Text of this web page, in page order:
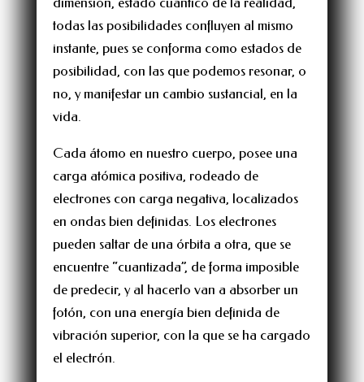
todas las posibilidades confluyen al mismo
instante, pues se conforma como estados de
posibilidad, con las que podemos resonar, o
no, y manifestar un cambio sustancial, en la
vida.
Cada átomo en nuestro cuerpo, posee una
carga atómica positiva, rodeado de
electrones con carga negativa, localizados
en ondas bien definidas. Los electrones
pueden saltar de una órbita a otra, que se
encuentre “cuantizada”, de forma imposible
de predecir, y al hacerlo van a absorber un
fotón, con una energía bien definida de
vibración superior, con la que se ha cargado
el electrón.